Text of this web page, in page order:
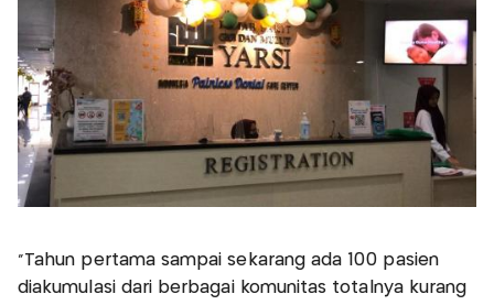
"Tahun pertama sampai sekarang ada 100 pasien
diakumulasi dari berbagai komunitas totalnya kurang